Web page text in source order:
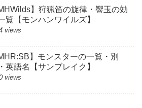
MHWilds】狩猟笛の旋律・響玉の効
覧【モンハンワイルズ】
views
MHR:SB】モンスターの一覧・別
英語名【サンブレイク】
views